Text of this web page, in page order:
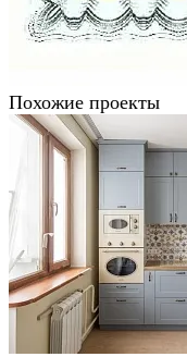
Похожие проекты